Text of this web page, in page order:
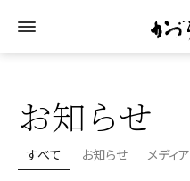
お知らせ
お知らせ
すべて お知らせ メディア